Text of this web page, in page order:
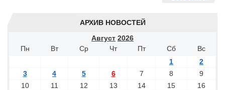
АРХИВ НОВОСТЕЙ
Август 2026
Пн
Вт Ср Чт Пт Сб
Вс
1
2
3
4 5 6 7 8
9
10
11 12 13 14 15
16